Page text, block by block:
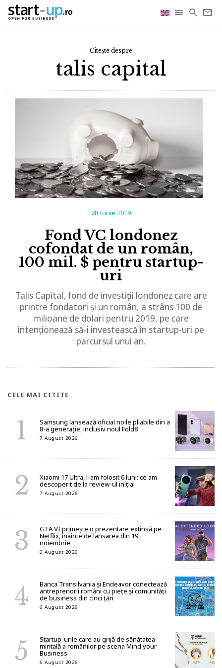
Citește despre
talis capital
28 Iunie 2019
Fond VC londonez
cofondat de un român,
100 mil. $ pentru startup-
uri
Talis Capital, fond de investiții londonez care are
printre fondatori și un român, a strâns 100 de
milioane de dolari pentru 2019, pe care
intenționează să-i investească în startup-uri pe
parcursul unui an.
CELE MAI CITITE
Samsung lansează oficial noile pliabile din a
8-a generație, inclusiv noul Fold8
7 August 2026
Xiaomi 17 Ultra, l-am folosit 6 luni: ce am
descoperit de la review-ul inițial
7 August 2026
GTA VI primește o prezentare extinsă pe
Netflix, înainte de lansarea din 19
noiembrie
6 August 2026
Banca Transilvania și Endeavor conectează
antreprenorii români cu piețe și comunități
de business din cinci țări
6 August 2026
Startup-urile care au grijă de sănătatea
mintală a românilor pe scena Mind your
Business
6 August 2026